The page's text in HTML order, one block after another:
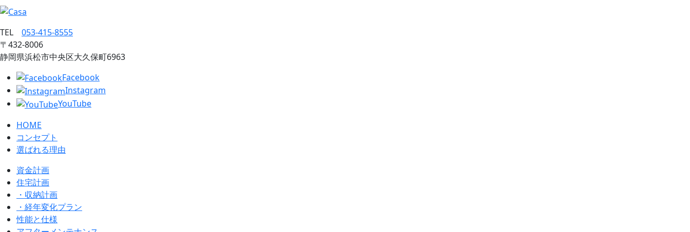
TEL 053‐415‐8555
〒432‐8006
静岡県浜松市中央区大久保町6963
Facebook
Instagram
YouTube
HOME
コンセプト
選ばれる理由
資金計画
住宅計画
・収納計画
・経年変化プラン
性能と仕様